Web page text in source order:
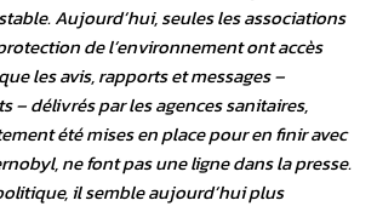
Aujourd’hui, seules les associations
de l’environnement ont accès
les avis, rapports et messages –
– délivrés par les agences sanitaires,
été mises en place pour en finir avec
ne font pas une ligne dans la presse.
il semble aujourd’hui plus